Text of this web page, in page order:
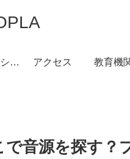
プライバシーポリシー アクセス 教育機
音源を探す？